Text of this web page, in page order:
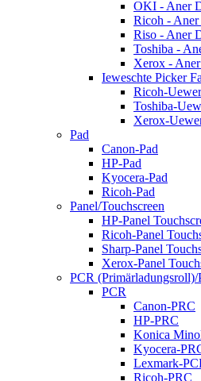
OKI - Aner
Ricoh - Aner
Riso - Aner
Toshiba -
Xerox -
Ieweschte Picker
Ricoh-
Toshiba-
Xerox-
Pad
Canon-Pad
HP-Pad
Kyocera-Pad
Ricoh-Pad
Panel/Touchscreen
HP-Panel
Ricoh-Panel
Sharp-Panel
Xerox-Panel
PCR (Primärladungsroll)/
PCR
Canon-PRC
HP-PRC
Konica
Kyocera-
Lexmark-
Ricoh-PRC